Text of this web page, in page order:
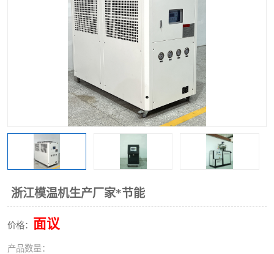
浙江模温机生产厂家*节能
价格： 面议
产品数量：